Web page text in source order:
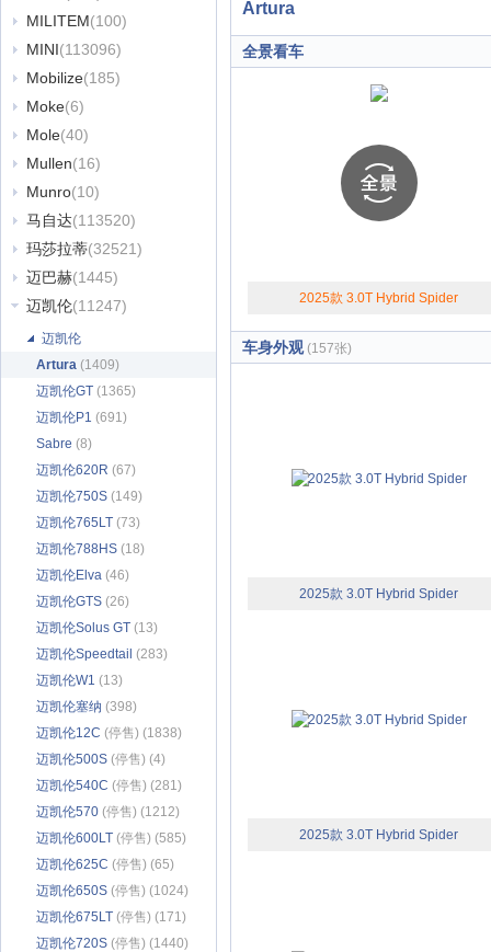
MILITEM(100)
MINI(113096)
Mobilize(185)
Moke(6)
Mole(40)
Mullen(16)
Munro(10)
马自达(113520)
玛莎拉蒂(32521)
迈巴赫(1445)
迈凯伦(11247)
迈凯伦
Artura (1409)
迈凯伦GT (1365)
迈凯伦P1 (691)
Sabre (8)
迈凯伦620R (67)
迈凯伦750S (149)
迈凯伦765LT (73)
迈凯伦788HS (18)
迈凯伦Elva (46)
迈凯伦GTS (26)
迈凯伦Solus GT (13)
迈凯伦Speedtail (283)
迈凯伦W1 (13)
迈凯伦塞纳 (398)
迈凯伦12C (停售) (1838)
迈凯伦500S (停售) (4)
迈凯伦540C (停售) (281)
迈凯伦570 (停售) (1212)
迈凯伦600LT (停售) (585)
迈凯伦625C (停售) (65)
迈凯伦650S (停售) (1024)
迈凯伦675LT (停售) (171)
迈凯伦720S (停售) (1440)
Artura
全景看车
2025款 3.0T Hybrid Spider
车身外观(157张)
2025款 3.0T Hybrid Spider
2025款 3.0T Hybrid Spider